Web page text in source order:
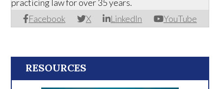
Facebook X LinkedIn YouTube
practicing law for over 35 years.
RESOURCES